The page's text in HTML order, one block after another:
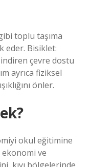
toplu taşıma
eder. Bisiklet:
indiren çevre dostu
ayrıca fiziksel
önler.
okul eğitimine
ve